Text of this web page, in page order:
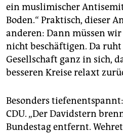
ein muslimischer
Boden.“ Praktisch, dieser
anderen: Dann müssen
nicht beschäftigen. Da
Gesellschaft ganz in sich,
besseren Kreise relaxt
Besonders
CDU. „Der Davidstern
Bundestag entfernt.